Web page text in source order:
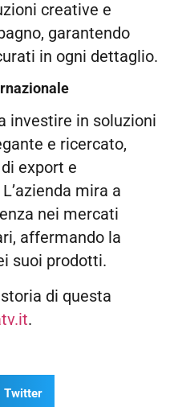
creative e
garantendo
in ogni dettaglio.
investire in soluzioni
e ricercato,
export e
mira a
nei mercati
affermando la
suoi prodotti.
di questa
.
Twitter